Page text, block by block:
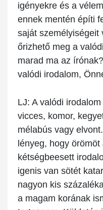
igényekre és a
ennek mentén építi
saját személyiségeit
őrizhető meg a
marad ma az
valódi irodalom,
LJ: A valódi
vicces, komor,
mélabús vagy
lényeg, hogy
kétségbeesett
igenis van sötét
nagyon kis
a magam korának